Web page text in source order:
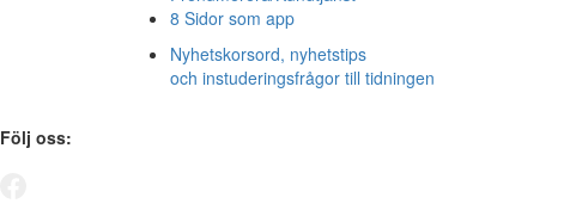
8 Sidor som app
Nyhetskorsord, nyhetstips
och instuderingsfrågor till tidningen
Följ oss: